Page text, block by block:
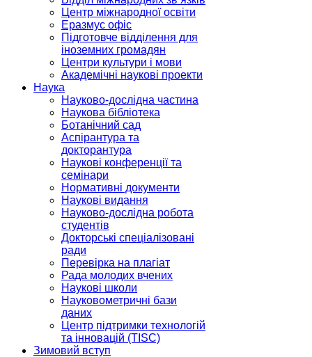
Центр міжнародної освіти
Еразмус офіс
Підготовче відділення для
іноземних громадян
Центри культури і мови
Академічні наукові проекти
Наука
Науково-дослідна частина
Наукова бібліотека
Ботанічний сад
Аспірантура та
докторантура
Наукові конференції та
семінари
Нормативні документи
Наукові видання
Науково-дослідна робота
студентів
Докторські спеціалізовані
ради
Перевірка на плагіат
Рада молодих вчених
Наукові школи
Науковометричні бази
даних
Центр підтримки технологій
та інновацій (TISC)
Зимовий вступ